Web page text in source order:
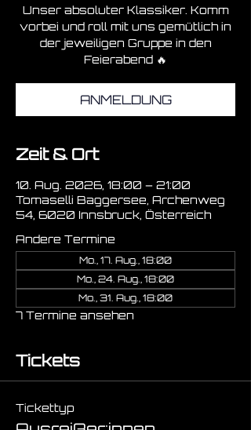
Unser absoluter Klassiker. Komm
vorbei und roll mit uns gemütlich in
der jeweiligen Gruppe in den
Feierabend 🔥
ANMELDUNG
Zeit & Ort
10. Aug. 2026, 18:00 – 21:00
Tomaselli Baggersee, Archenweg
54, 6020 Innsbruck, Österreich
Andere Termine
Mo., 17. Aug., 18:00
Mo., 24. Aug., 18:00
Mo., 31. Aug., 18:00
7 Termine ansehen
Tickets
Tickettyp